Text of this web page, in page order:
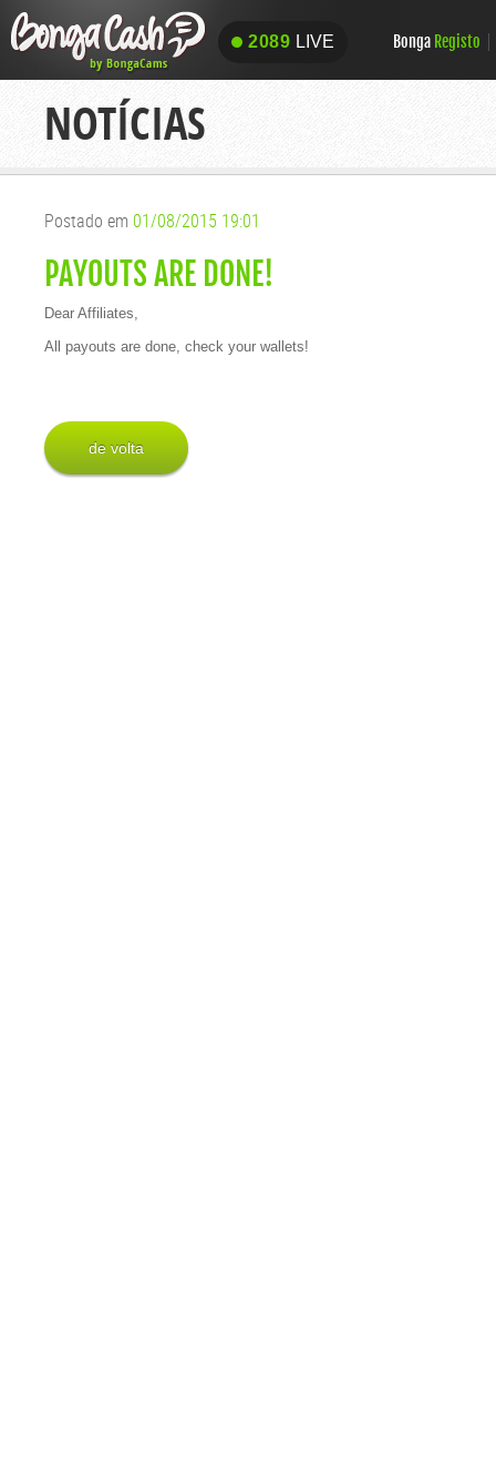
2089 LIVE
2089 LIVE Bonga Registo
NOTÍCIAS
Postado em 01/08/2015 19:01
PAYOUTS ARE DONE!
Dear Affiliates,
All payouts are done, check your wallets!
de volta